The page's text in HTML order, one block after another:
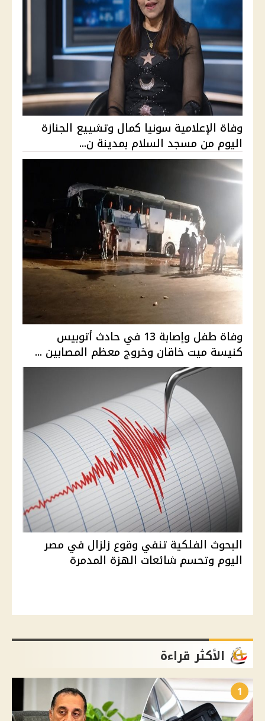
وفاة الإعلامية سونيا كمال وتشييع الجنازة
اليوم من مسجد السلام بمدينة ن...
وفاة طفل وإصابة 13 في حادث أتوبيس
كنيسة ميت خاقان وخروج معظم المصابين ...
البحوث الفلكية تنفي وقوع زلزال في مصر
اليوم وتحسم شائعات الهزة المدمرة
الأكثر قراءة
1